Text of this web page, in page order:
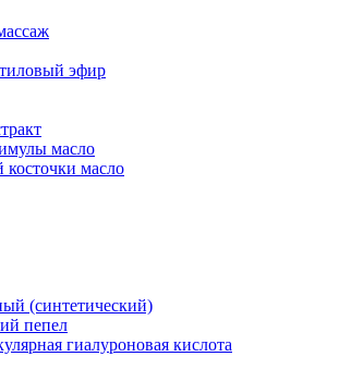
эфир
масло
масло
(синтетический)
пепел
гиалуроновая кислота